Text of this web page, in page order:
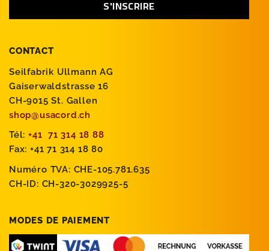
CONTACT
Seilfabrik Ullmann AG
Gaiserwaldstrasse 16
CH-9015 St. Gallen
shop@usacord.ch
Tél: +41 71 314 18 88
Fax: +41 71 314 18 80
Numéro TVA: CHE-105.781.635
CH-ID: CH-320-3029925-5
MODES DE PAIEMENT